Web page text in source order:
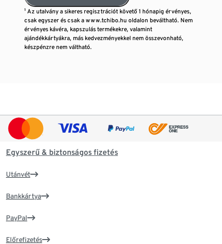
¹ Az utalvány a sikeres regisztrációt követő 1 hónapig érvényes,
csak egyszer és csak a www.tchibo.hu oldalon beváltható. Nem
érvényes kávéra, kapszulás termékekre, valamint
ajándékkártyákra, más kedvezményekkel nem összevonható,
készpénzre nem váltható.
Egyszerű & biztonságos fizetés
Utánvét
Bankkártya
PayPal
Előrefizetés